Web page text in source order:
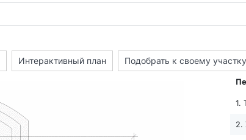
Интерактивный план Подобрать к своему участку
1.
2.